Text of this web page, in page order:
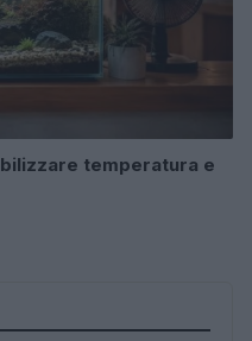
temperatura e